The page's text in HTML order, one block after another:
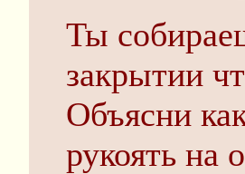
Ты
закрытии
Объясни
рукоять на